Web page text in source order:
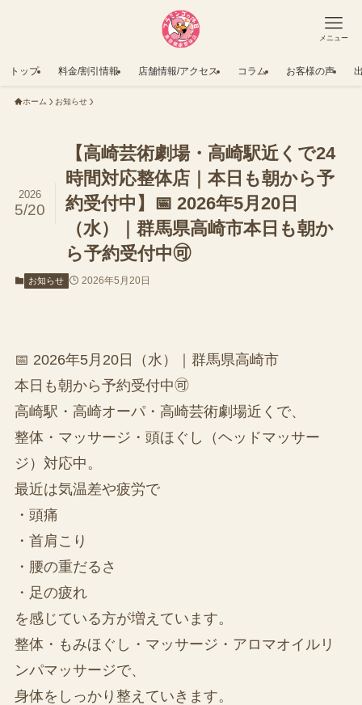
メニュー
トップ 料金/割引情報 店舗情報/アクセス コラム お客様の声
ホーム お知らせ
【高崎芸術劇場・高崎駅近くで24
時間対応整体店｜本日も朝から予
約受付中】📅 2026年5月20日
（水）｜群馬県高崎市本日も朝か
ら予約受付中🉑
2026
5/20
お知らせ 2026年5月20日
📅 2026年5月20日（水）｜群馬県高崎市
本日も朝から予約受付中🉑
高崎駅・高崎オーパ・高崎芸術劇場近くで、
整体・マッサージ・頭ほぐし（ヘッドマッサー
ジ）対応中。
最近は気温差や疲労で
・頭痛
・首肩こり
・腰の重だるさ
・足の疲れ
を感じている方が増えています。
整体・もみほぐし・マッサージ・アロマオイルリ
ンパマッサージで、
身体をしっかり整えていきます。